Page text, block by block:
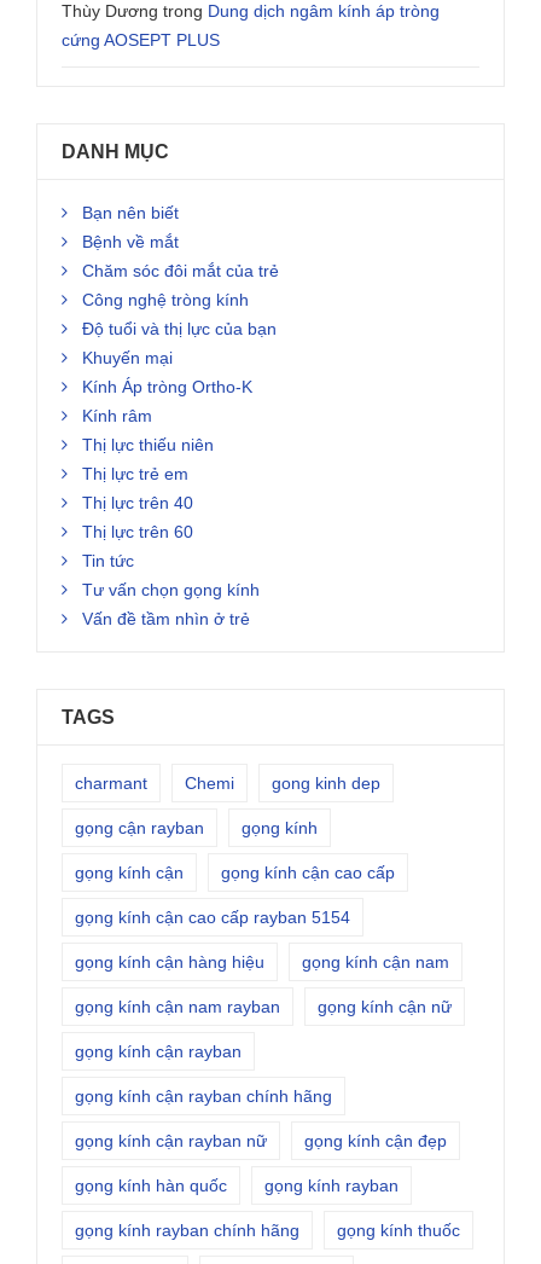
Thùy Dương trong Dung dịch ngâm kính áp tròng
cứng AOSEPT PLUS
DANH MỤC
Bạn nên biết
Bệnh về mắt
Chăm sóc đôi mắt của trẻ
Công nghệ tròng kính
Độ tuổi và thị lực của bạn
Khuyến mại
Kính Áp tròng Ortho-K
Kính râm
Thị lực thiếu niên
Thị lực trẻ em
Thị lực trên 40
Thị lực trên 60
Tin tức
Tư vấn chọn gọng kính
Vấn đề tầm nhìn ở trẻ
TAGS
charmant Chemi gong kinh dep
gọng cận rayban gọng kính
gọng kính cận gọng kính cận cao cấp
gọng kính cận cao cấp rayban 5154
gọng kính cận hàng hiệu gọng kính cận nam
gọng kính cận nam rayban gọng kính cận nữ
gọng kính cận rayban
gọng kính cận rayban chính hãng
gọng kính cận rayban nữ gọng kính cận đẹp
gọng kính hàn quốc gọng kính rayban
gọng kính rayban chính hãng gọng kính thuốc